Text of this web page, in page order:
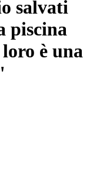
salvati
piscina
è una